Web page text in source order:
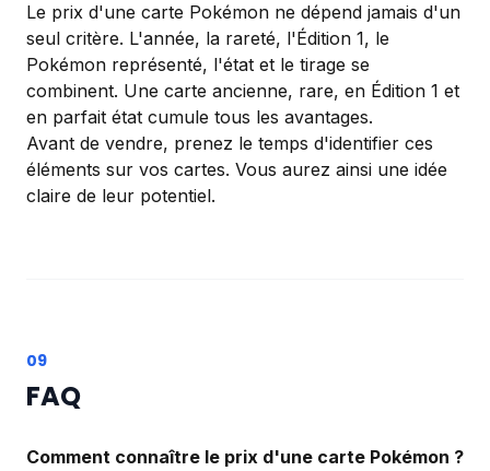
Le prix d'une carte Pokémon ne dépend jamais d'un
seul critère. L'année, la rareté, l'Édition 1, le
Pokémon représenté, l'état et le tirage se
combinent. Une carte ancienne, rare, en Édition 1 et
en parfait état cumule tous les avantages.
Avant de vendre, prenez le temps d'identifier ces
éléments sur vos cartes. Vous aurez ainsi une idée
claire de leur potentiel.
FAQ
Comment connaître le prix d'une carte Pokémon ?